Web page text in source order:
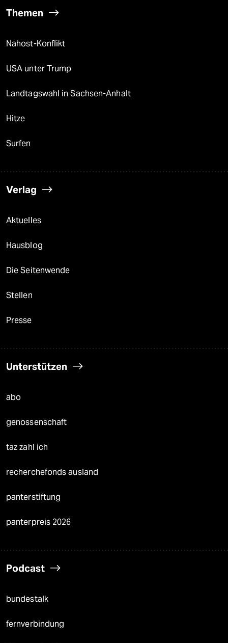
Themen
Nahost-Konflikt
USA unter Trump
Landtagswahl in Sachsen-Anhalt
Hitze
Surfen
Verlag
Aktuelles
Hausblog
Die Seitenwende
Stellen
Presse
Unterstützen
abo
genossenschaft
taz zahl ich
recherchefonds ausland
panterstiftung
panterpreis 2026
Podcast
bundestalk
fernverbindung